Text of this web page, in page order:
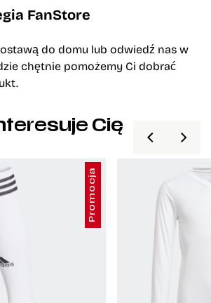
FanStore
do domu lub odwiedź nas w
chętnie pomożemy Ci dobrać
Cię
Promocja